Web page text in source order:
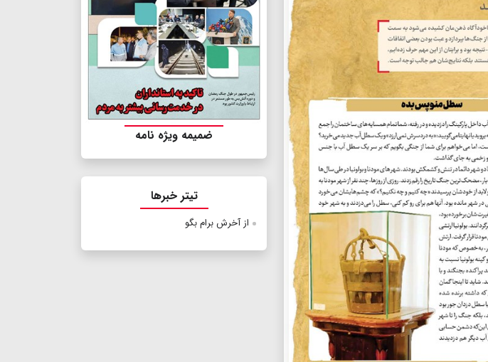
ضمیمه ویژه نامه
تیتر خبرها
از آخرش برام بگو